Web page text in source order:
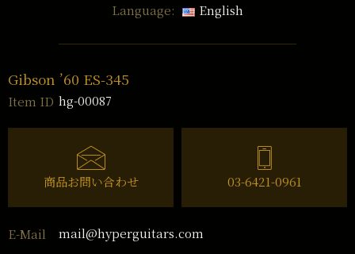
Language: English
Gibson ’60 ES-345
Item ID hg-00087
商品お問い合わせ 03-6421-0961
E-Mail mail@hyperguitars.com